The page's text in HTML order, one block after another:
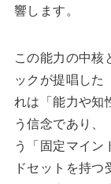
響します。
この能力の中核
ックが提唱した
れは「能力や知
う信念であり
う「固定マイ
ドセットを持